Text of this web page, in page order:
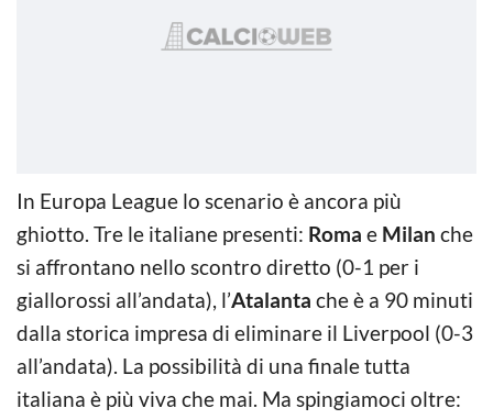
In Europa League lo scenario è ancora più
ghiotto. Tre le italiane presenti: Roma e Milan che
si affrontano nello scontro diretto (0-1 per i
giallorossi all’andata), l’Atalanta che è a 90 minuti
dalla storica impresa di eliminare il Liverpool (0-3
all’andata). La possibilità di una finale tutta
italiana è più viva che mai. Ma spingiamoci oltre: